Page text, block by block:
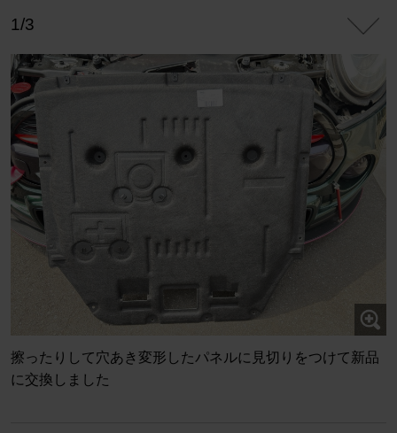
1/3
擦ったりして穴あき変形したパネルに見切りをつけて新品
に交換しました